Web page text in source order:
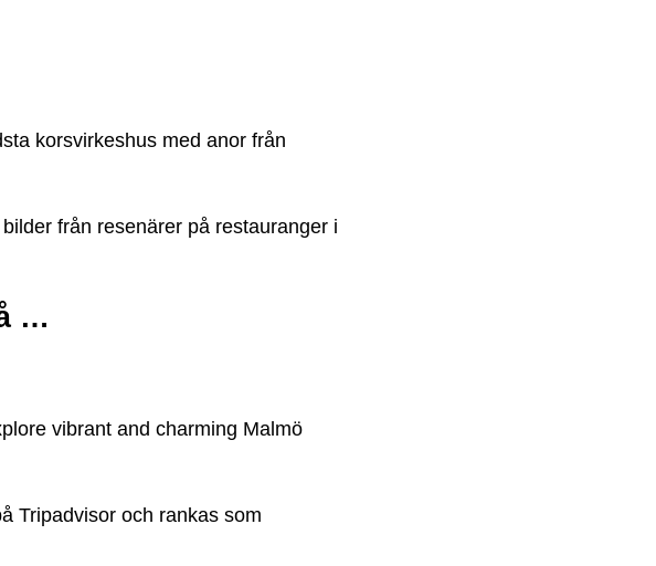
korsvirkeshus med anor från
från resenärer på restauranger i
…
vibrant and charming Malmö
Tripadvisor och rankas som